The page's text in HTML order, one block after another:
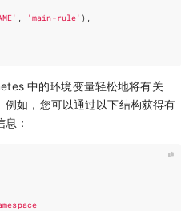
'main-rule' ),
中的环境变量轻松地将有关
如，您可以通过以下结构获得有
息：